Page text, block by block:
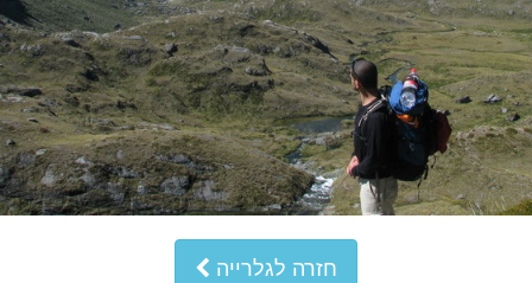
חזרה לגלרייה